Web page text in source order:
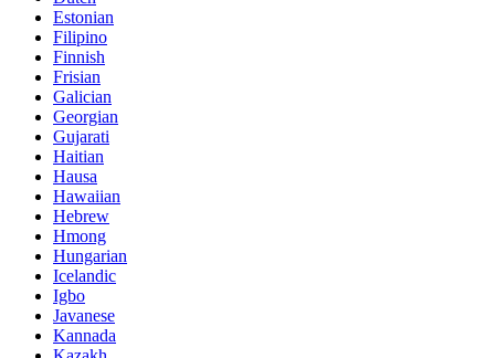
Estonian
Filipino
Finnish
Frisian
Galician
Georgian
Gujarati
Haitian
Hausa
Hawaiian
Hebrew
Hmong
Hungarian
Icelandic
Igbo
Javanese
Kannada